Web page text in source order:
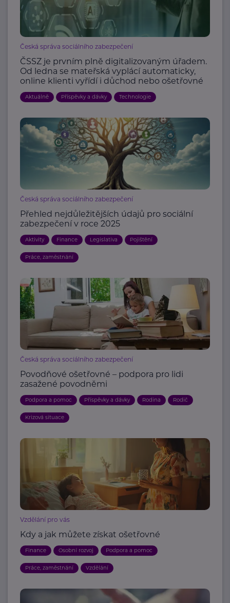
Česká správa sociálního zabezpečení
ČSSZ je prvním plně digitalizovaným úřadem.
Od ledna se mateřská vyplácí automaticky,
online klienti vyřídí i důchod nebo ošetřovné
Aktuálně Příspěvky a dávky Technologie
Česká správa sociálního zabezpečení
Přehled nejdůležitějších údajů pro sociální
zabezpečení v roce 2025
Aktivity Finance Legislativa Pojištění
Práce, zaměstnání
Česká správa sociálního zabezpečení
Povodňové ošetřovné – podpora pro lidi
zasažené povodněmi
Podpora a pomoc Příspěvky a dávky Rodina Rodič
Krizová situace
Vzdělání pro vás
Kdy a jak můžete získat ošetřovné
Finance Osobní rozvoj Podpora a pomoc
Práce, zaměstnání Vzdělání